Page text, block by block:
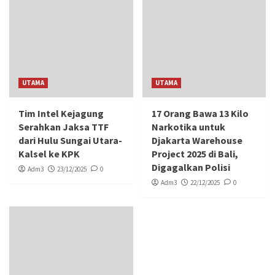
UTAMA
Tim Intel Kejagung
Serahkan Jaksa TTF
dari Hulu Sungai Utara-
Kalsel ke KPK
Adm3 23/12/2025 0
UTAMA
17 Orang Bawa 13 Kilo
Narkotika untuk
Djakarta Warehouse
Project 2025 di Bali,
Digagalkan Polisi
Adm3 22/12/2025 0